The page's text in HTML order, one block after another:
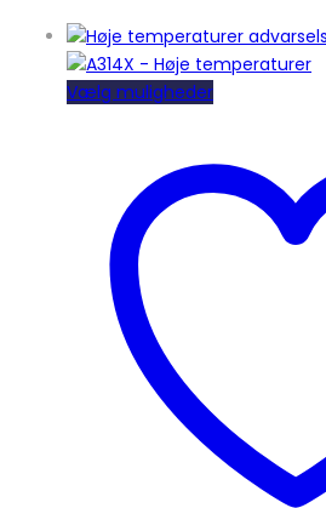
Vælg mulighederDette
flere
varianter.
Mulighederne